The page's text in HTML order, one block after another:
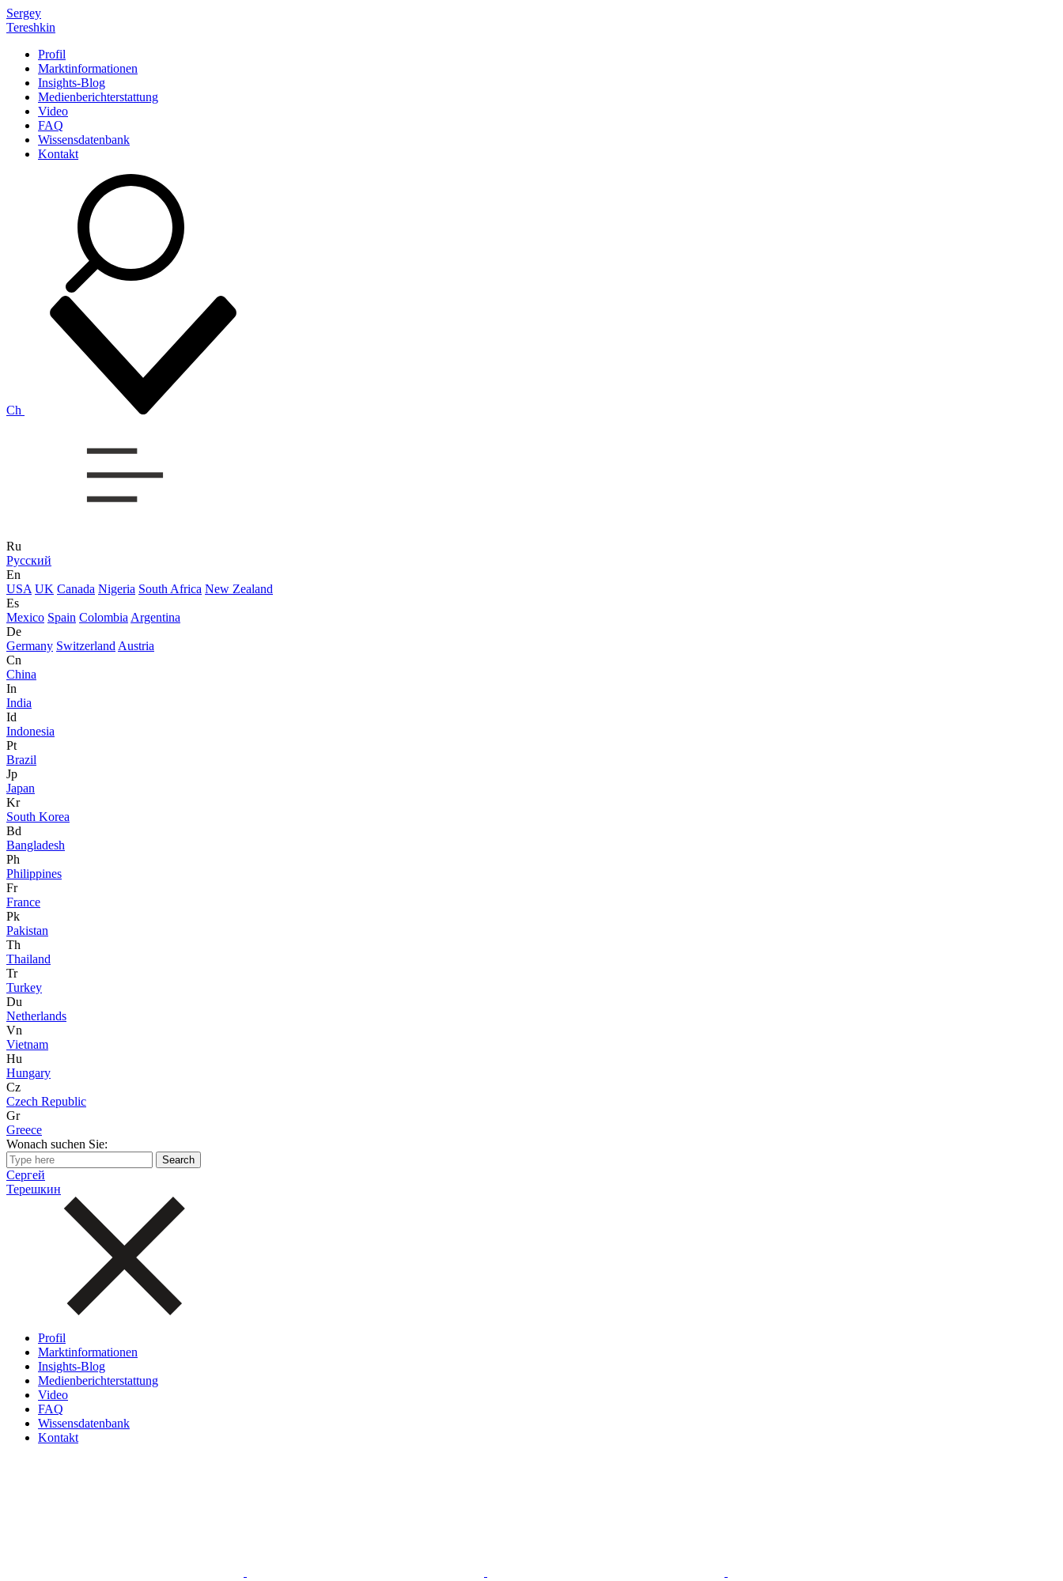
Sergey
Tereshkin
Profil
Marktinformationen
Insights-Blog
Medienberichterstattung
Video
FAQ
Wissensdatenbank
Kontakt
Ch
Ru
Русский
En
USA UK Canada Nigeria South Africa New Zealand
Es
Mexico Spain Colombia Argentina
De
Germany Switzerland Austria
Cn
China
In
India
Id
Indonesia
Pt
Brazil
Jp
Japan
Kr
South Korea
Bd
Bangladesh
Ph
Philippines
Fr
France
Pk
Pakistan
Th
Thailand
Tr
Turkey
Du
Netherlands
Vn
Vietnam
Hu
Hungary
Cz
Czech Republic
Gr
Greece
Wonach suchen Sie:
Сергей
Терешкин
Profil
Marktinformationen
Insights-Blog
Medienberichterstattung
Video
FAQ
Wissensdatenbank
Kontakt